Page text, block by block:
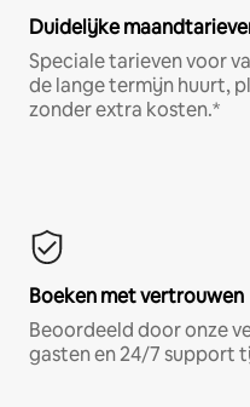
Duidelijke
Speciale tarieven voor
de lange termijn huurt,
zonder extra kosten.*
Boeken met vertrouwen
Beoordeeld door onze
gasten en 24/7 support